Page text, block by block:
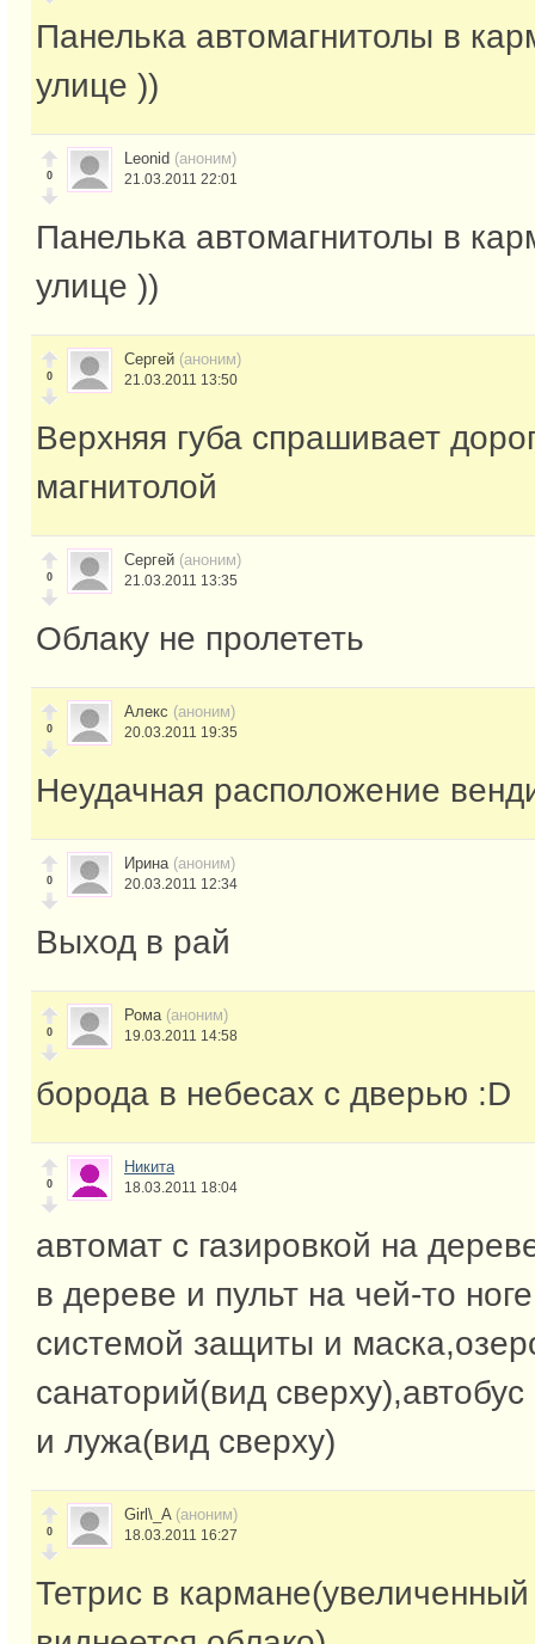
Панелька автомагнитолы в
улице ))
0
Leonid (аноним)
21.03.2011 22:01
Панелька автомагнитолы в
улице ))
0
Сергей (аноним)
21.03.2011 13:50
Верхняя губа спрашивает
магнитолой
0
Сергей (аноним)
21.03.2011 13:35
Облаку не пролететь
0
Алекс (аноним)
20.03.2011 19:35
Неудачная расположение
0
Ирина (аноним)
20.03.2011 12:34
Выход в рай
0
Рома (аноним)
19.03.2011 14:58
борода в небесах с дверью :D
0
Никита
18.03.2011 18:04
автомат с газировкой на
в дереве и пульт на чей-то
системой защиты и
санаторий(вид
и лужа(вид сверху)
0
Girl\_A (аноним)
18.03.2011 16:27
Тетрис в